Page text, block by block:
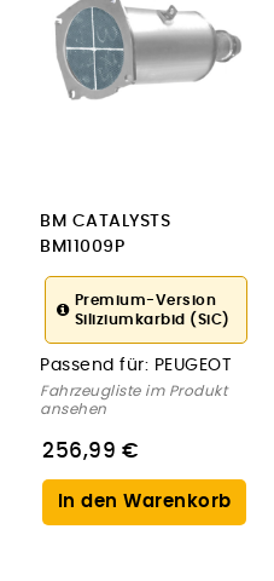
BM CATALYSTS
BM11009P
Ruß-/Partikelfilter,
Abgasanlage für
PEUGEOT
Premium-Version
Siliziumkarbid (SiC)
Passend für: PEUGEOT
Fahrzeugliste im Produkt
ansehen
256,99 €
In den Warenkorb